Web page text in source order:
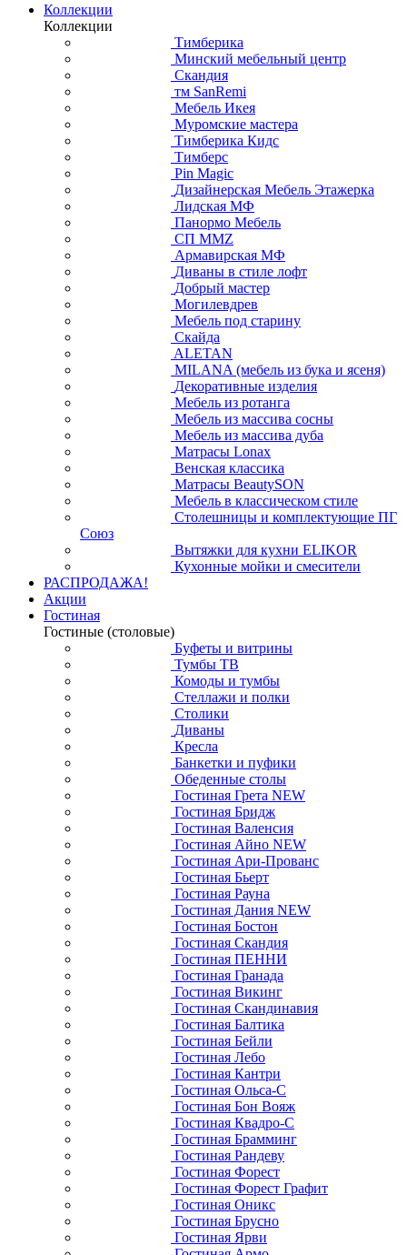
Коллекции
Коллекции
Тимберика
Минский мебельный центр
Скандия
тм SanRemi
Мебель Икея
Муромские мастера
Тимберика Кидс
Тимберс
Pin Magic
Дизайнерская Мебель Этажерка
Лидская МФ
Панормо Мебель
СП ММZ
Армавирская МФ
Диваны в стиле лофт
Добрый мастер
Могилевдрев
Мебель под старину
Скайда
ALETAN
MILANA (мебель из бука и ясеня)
Декоративные изделия
Мебель из ротанга
Мебель из массива сосны
Мебель из массива дуба
Матрасы Lonax
Венская классика
Матрасы BeautySON
Мебель в классическом стиле
Столешницы и комплектующие ПГ
Союз
Вытяжки для кухни ELIKOR
Кухонные мойки и смесители
РАСПРОДАЖА!
Акции
Гостиная
Гостиные (столовые)
Буфеты и витрины
Тумбы ТВ
Комоды и тумбы
Стеллажи и полки
Столики
Диваны
Кресла
Банкетки и пуфики
Обеденные столы
Гостиная Грета NEW
Гостиная Бридж
Гостиная Валенсия
Гостиная Айно NEW
Гостиная Ари-Прованс
Гостиная Бьерт
Гостиная Рауна
Гостиная Дания NEW
Гостиная Бостон
Гостиная Скандия
Гостиная ПЕННИ
Гостиная Гранада
Гостиная Викинг
Гостиная Скандинавия
Гостиная Балтика
Гостиная Бейли
Гостиная Лебо
Гостиная Кантри
Гостиная Ольса-С
Гостиная Бон Вояж
Гостиная Квадро-С
Гостиная Брамминг
Гостиная Рандеву
Гостиная Форест
Гостиная Форест Графит
Гостиная Оникс
Гостиная Брусно
Гостиная Ярви